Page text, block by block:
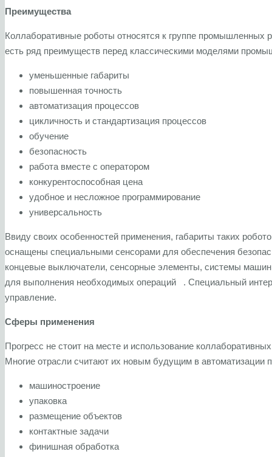
Преимущества
Коллаборативные роботы относятся к группе промышленных
есть ряд преимуществ перед классическими моделями
уменьшенные габариты
повышенная точность
автоматизация процессов
цикличность и стандартизация процессов
обучение
безопасность
работа вместе с оператором
конкурентоспособная цена
удобное и несложное программирование
универсальность
Ввиду своих особенностей применения, габариты таких
оснащены специальными сенсорами для обеспечения
концевые выключатели, сенсорные элементы, системы
для выполнения необходимых операций . Специальный
управление.
Сферы применения
Прогресс не стоит на месте и использование
Многие отрасли считают их новым будущим в
машиностроение
упаковка
размещение объектов
контактные задачи
финишная обработка